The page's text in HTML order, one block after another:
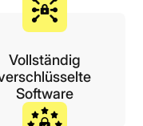
Vollständig
Software